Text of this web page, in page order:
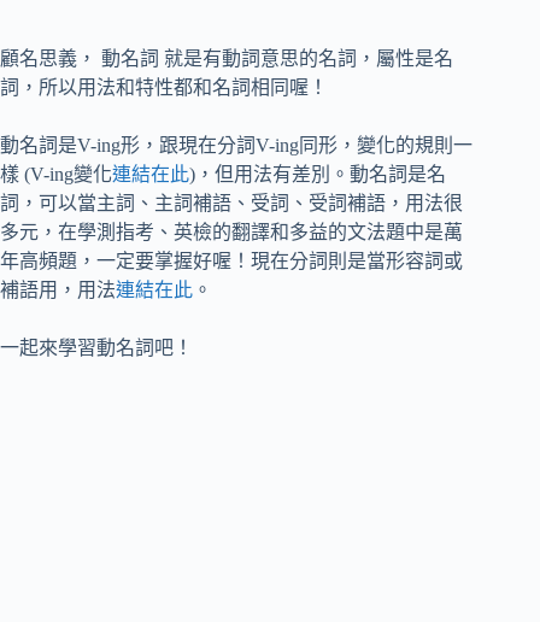
顧名思義， 動名詞 就是有動詞意思的名詞，屬性是名
詞，所以用法和特性都和名詞相同喔！
動名詞是V-ing形，跟現在分詞V-ing同形，變化的規則一
樣 (V-ing變化連結在此)，但用法有差別。動名詞是名
詞，可以當主詞、主詞補語、受詞、受詞補語，用法很
多元，在學測指考、英檢的翻譯和多益的文法題中是萬
年高頻題，一定要掌握好喔！現在分詞則是當形容詞或
補語用，用法連結在此 。
一起來學習動名詞吧！